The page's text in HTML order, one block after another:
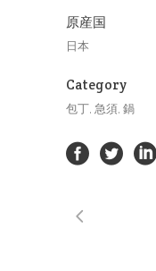
原産国
日本
Category
包丁, 急須, 鍋